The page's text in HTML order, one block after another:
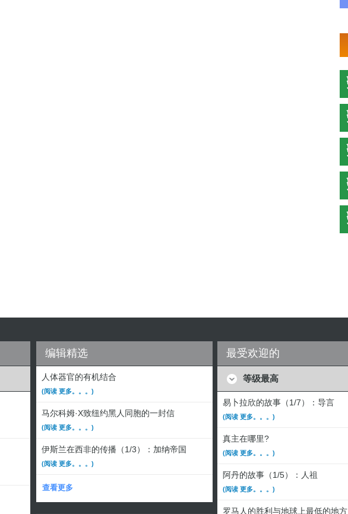
编辑精选
人体器官的有机结合
(阅读 更多。。。)
马尔科姆·X致纽约黑人同胞的一封信
(阅读 更多。。。)
伊斯兰在西非的传播（1/3）：加纳帝国
(阅读 更多。。。)
查看更多
最受欢迎的
等级最高
易卜拉欣的故事（1/7）：导言
(阅读 更多。。。)
真主在哪里?
(阅读 更多。。。)
阿丹的故事（1/5）：人祖
(阅读 更多。。。)
罗马人的胜利与地球上最低的地方